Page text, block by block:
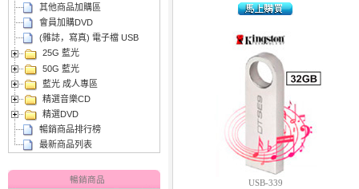
3.【平裝版藍光】[英] 太空超人
(2026)[台版字幕]
其他商品加購區
會員加購DVD
(雜誌，寫真) 電子檔 USB
25G 藍光
50G 藍光
藍光 成人專區
精選音樂CD
精選DVD
暢銷商品排行榜
最新商品列表
暢銷商品
USB-339